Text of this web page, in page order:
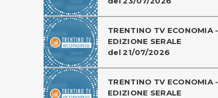
TRENTINO TV ECONOMIA -
EDIZIONE SERALE
del 21/07/2026
TRENTINO TV ECONOMIA -
EDIZIONE SERALE